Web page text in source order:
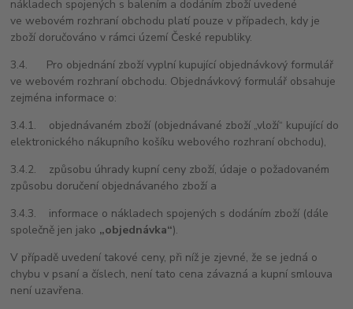
nákladech spojených s balením a dodáním zboží uvedené
ve webovém rozhraní obchodu platí pouze v případech, kdy je
zboží doručováno v rámci území České republiky.
3.4. Pro objednání zboží vyplní kupující objednávkový formulář
ve webovém rozhraní obchodu. Objednávkový formulář obsahuje
zejména informace o:
3.4.1. objednávaném zboží (objednávané zboží „vloží“ kupující do
elektronického nákupního košíku webového rozhraní obchodu),
3.4.2. způsobu úhrady kupní ceny zboží, údaje o požadovaném
způsobu doručení objednávaného zboží a
3.4.3. informace o nákladech spojených s dodáním zboží (dále
společně jen jako „objednávka“).
V případě uvedení takové ceny, při níž je zjevné, že se jedná o
chybu v psaní a číslech, není tato cena závazná a kupní smlouva
není uzavřena.